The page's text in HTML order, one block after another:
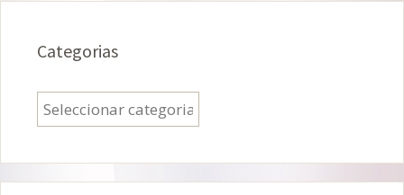
Categorias
Categorias